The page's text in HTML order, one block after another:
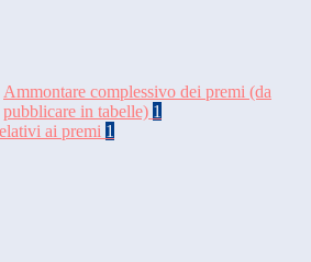
Ammontare complessivo dei premi (da
pubblicare in tabelle) 1
ai premi 1